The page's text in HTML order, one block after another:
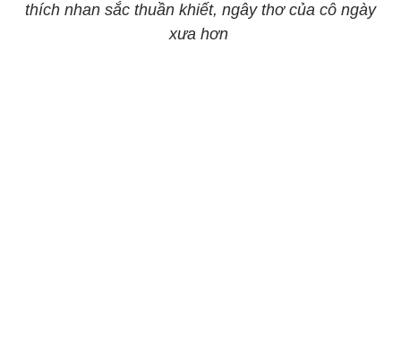
thích nhan sắc thuần khiết, ngây thơ của cô ngày
xưa hơn